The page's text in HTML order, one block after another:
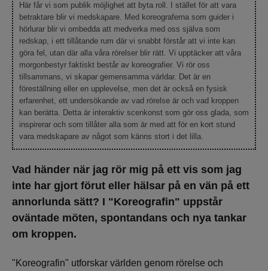
Här får vi som publik möjlighet att byta roll. I stället för att vara
betraktare blir vi medskapare. Med koreograferna som guider i
hörlurar blir vi ombedda att medverka med oss själva som
redskap, i ett tillåtande rum där vi snabbt förstår att vi inte kan
göra fel, utan där alla våra rörelser blir rätt. Vi upptäcker att våra
morgonbestyr faktiskt består av koreografier. Vi rör oss
tillsammans, vi skapar gemensamma världar. Det är en
föreställning eller en upplevelse, men det är också en fysisk
erfarenhet, ett undersökande av vad rörelse är och vad kroppen
kan berätta. Detta är interaktiv scenkonst som gör oss glada, som
inspirerar och som tillåter alla som är med att för en kort stund
vara medskapare av något som känns stort i det lilla.
Vad händer när jag rör mig på ett vis som jag
inte har gjort förut eller hälsar på en vän på ett
annorlunda sätt? I "Koreografin" uppstår
oväntade möten, spontandans och nya tankar
om kroppen.
"Koreografin" utforskar världen genom rörelse och